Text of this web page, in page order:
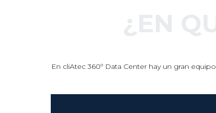
¿EN
En cliAtec 360º Data Center hay un gran